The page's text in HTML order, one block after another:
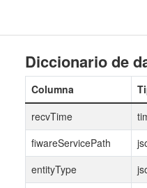
Diccionario de
Columna
recvTime
fiwareServicePath
entityType